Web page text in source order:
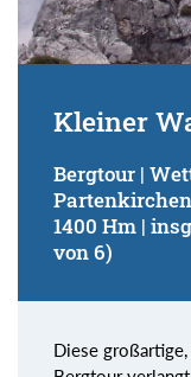
Kleiner
Bergtour |
Partenkirchen
1400 Hm |
von 6)
Diese